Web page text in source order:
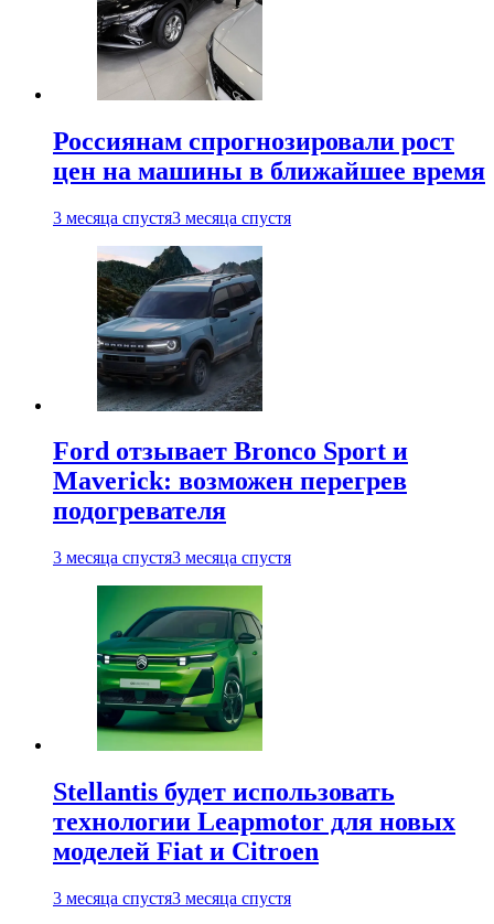
Россиянам спрогнозировали рост
цен на машины в ближайшее время
3 месяца спустя3 месяца спустя
Ford отзывает Bronco Sport и
Maverick: возможен перегрев
подогревателя
3 месяца спустя3 месяца спустя
Stellantis будет использовать
технологии Leapmotor для новых
моделей Fiat и Citroen
3 месяца спустя3 месяца спустя